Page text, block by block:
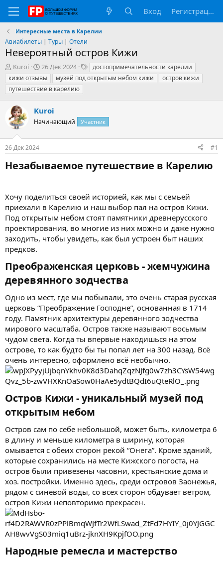
Вход Регистрация
Интересные места в Карелии
Авиабилеты | Туры | Отели
Невероятный остров Кижи
А
в
т
о
т
е
м
ы
Kuroi
Д
а
т
а
а
ч
л
26 Дек 2024
Т
е
г
достопримечательности карелии
кижи отзывы
музей под открытым небом кижи
остров кижи
путешествие в карелию
Kuroi
Начинающий Участник
26 Дек 2024 #1
Незабываемое путешествие в Карелию​
Хочу поделиться своей историей, как мы с семьей
приехали в Карелию и наш выбор пал на остров Кижи.
Под открытым небом стоят памятники древнерусского
проектирования, во многие из них можно и даже нужно
заходить, чтобы увидеть, как был устроен быт наших
предков.
Преображенская церковь - жемчужина
деревянного зодчества​
Одно из мест, где мы побывали, это очень старая русская
церковь “Преображение Господне”, основанная в 1714
году. Памятник архитектуры деревянного зодчества
мирового масштаба. Остров также называют восьмым
чудом света. Когда ты впервые находишься на этом
острове, то как будто бы ты попал лет на 300 назад. Всё
очень интересно, оформлено всё необычно.
Остров Кижи - уникальный музей под
открытым небом​
Остров сам по себе небольшой, может быть, километра 6
в длину и меньше километра в ширину, которая
омывается с обеих сторон рекой “Онега”. Кроме зданий,
которые сохранились на месте Кижского погоста, на
остров были привезены часовни, крестьянские дома и
хоз. постройки. Именно здесь, среди островов Заонежья,
рядом с синевой воды, со всех сторон обдувает ветром,
остров Кижи неповторимо прекрасен.
Народные ремесла и мастерство​